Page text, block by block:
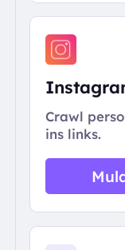
Crawl
ins links.